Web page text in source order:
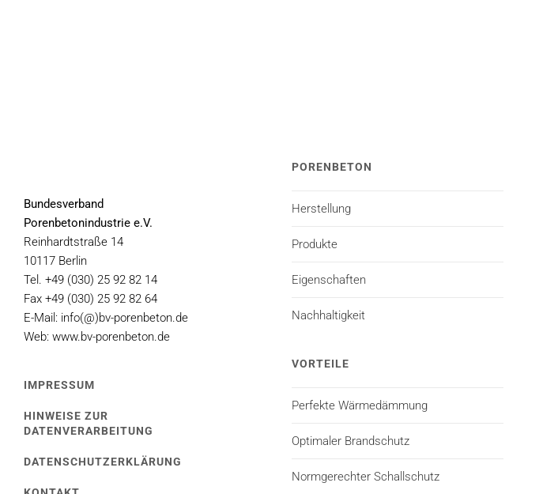
Bundesverband
Porenbetonindustrie e.V.
Reinhardtstraße 14
10117 Berlin
Tel. +49 (030) 25 92 82 14
Fax +49 (030) 25 92 82 64
E-Mail: info(@)bv-porenbeton.de
Web: www.bv-porenbeton.de
IMPRESSUM
HINWEISE ZUR
DATENVERARBEITUNG
DATENSCHUTZERKLÄRUNG
PORENBETON
Herstellung
Produkte
Eigenschaften
Nachhaltigkeit
VORTEILE
Perfekte Wärmedämmung
Optimaler Brandschutz
Normgerechter Schallschutz